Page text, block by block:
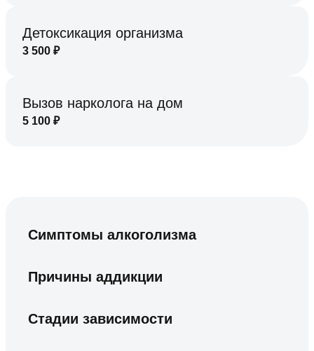
Детоксикация организма
3 500 ₽
Вызов нарколога на дом
5 100 ₽
Симптомы алкоголизма
Причины аддикции
Стадии зависимости